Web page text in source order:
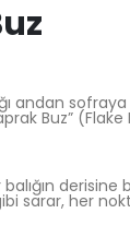
andan
Buz”
derisine
sarar, her